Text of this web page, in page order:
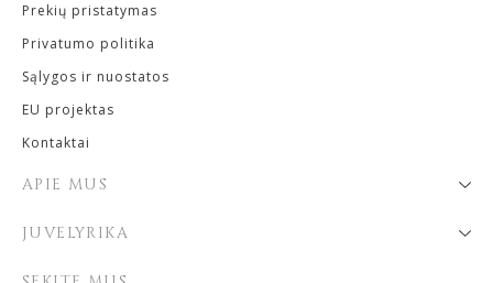
Prekių pristatymas
Privatumo politika
Sąlygos ir nuostatos
EU projektas
Kontaktai
APIE MUS
JUVELYRIKA